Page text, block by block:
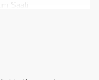
Saati